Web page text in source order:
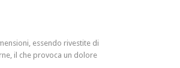
essendo rivestite di
il che provoca un dolore